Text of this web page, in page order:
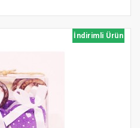
İndirimli Ürün